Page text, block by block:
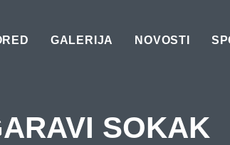
GALERIJA NOVOSTI
SOKAK